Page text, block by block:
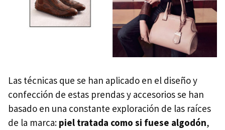
Las técnicas que se han aplicado en el diseño y
confección de estas prendas y accesorios se han
basado en una constante exploración de las raíces
de la marca: piel tratada como si fuese algodón,